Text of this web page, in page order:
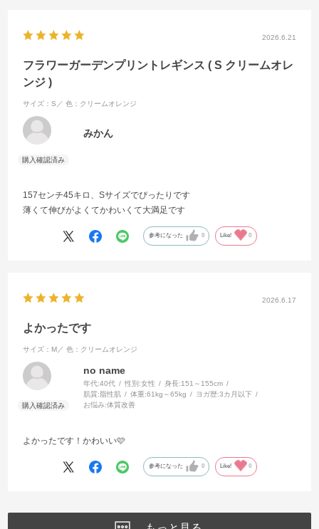
2026.6.21
フラワーガーデンプリントレギンス ( S クリームオレ
ンジ )
サイズ：S／ 色：クリームオレンジ
みかん
157センチ45キロ、Sサイズでぴったりです
薄くて伸びがよくてかわいくて大満足です
参考になった 0 Like! 0
2026.6.17
よかったです
サイズ：M／ 色：クリームオレンジ
no name
年代:40代 性別:女性 身長:151～155cm
肌質: 脂性肌 体重:61kg～65kg ヨガ歴:3カ月以下
お悩み:体質改善
よかったです！かわいい🩷
参考になった 0 Like! 0